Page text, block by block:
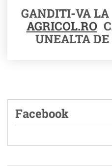
GANDITI-VA LA
AGRICOL.RO
UNEALTA
Facebook